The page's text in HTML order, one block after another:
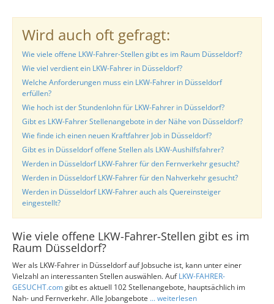
Wird auch oft gefragt:
Wie viele offene LKW-Fahrer-Stellen gibt es im Raum Düsseldorf?
Wie viel verdient ein LKW-Fahrer in Düsseldorf?
Welche Anforderungen muss ein LKW-Fahrer in Düsseldorf
erfüllen?
Wie hoch ist der Stundenlohn für LKW-Fahrer in Düsseldorf?
Gibt es LKW-Fahrer Stellenangebote in der Nähe von Düsseldorf?
Wie finde ich einen neuen Kraftfahrer Job in Düsseldorf?
Gibt es in Düsseldorf offene Stellen als LKW-Aushilfsfahrer?
Werden in Düsseldorf LKW-Fahrer für den Fernverkehr gesucht?
Werden in Düsseldorf LKW-Fahrer für den Nahverkehr gesucht?
Werden in Düsseldorf LKW-Fahrer auch als Quereinsteiger
eingestellt?
Wie viele offene LKW-Fahrer-Stellen gibt es im
Raum Düsseldorf?
Wer als LKW-Fahrer in Düsseldorf auf Jobsuche ist, kann unter einer
Vielzahl an interessanten Stellen auswählen. AufLKW-FAHRER-
GESUCHT.comgibt es aktuell 102 Stellenangebote, hauptsächlich im
Nah- und Fernverkehr. Alle Jobangebote ... weiterlesen